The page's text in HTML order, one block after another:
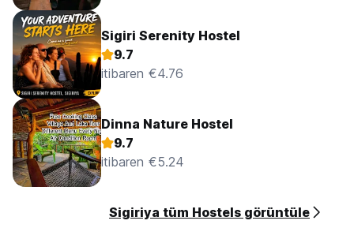
Sigiri Serenity Hostel
9.7
itibaren €4.76
Dinna Nature Hostel
9.7
itibaren €5.24
Sigiriya tüm Hostels görüntüle